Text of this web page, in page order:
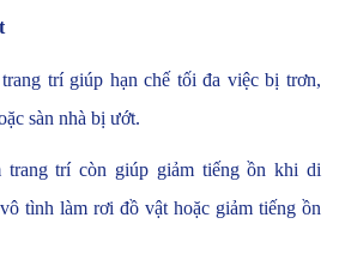
trí giúp hạn chế tối đa việc bị trơn,
sàn nhà bị ướt.
trang trí còn giúp giảm tiếng ồn khi di
tình làm rơi đồ vật hoặc giảm tiếng ồn